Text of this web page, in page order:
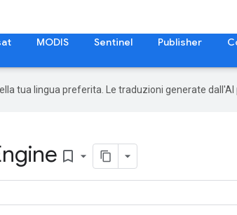
MODIS Sentinel Publisher
tua lingua preferita. Le traduzioni generate
bookmark_border